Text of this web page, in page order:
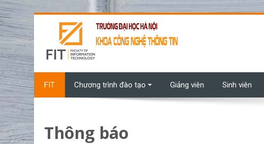
Chuyển tới nội dung chính
FIT Chương trình đào tạo Giảng viên Sinh viên
Thông báo